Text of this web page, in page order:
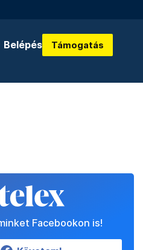
Belépés Támogatás
Facebookon is!